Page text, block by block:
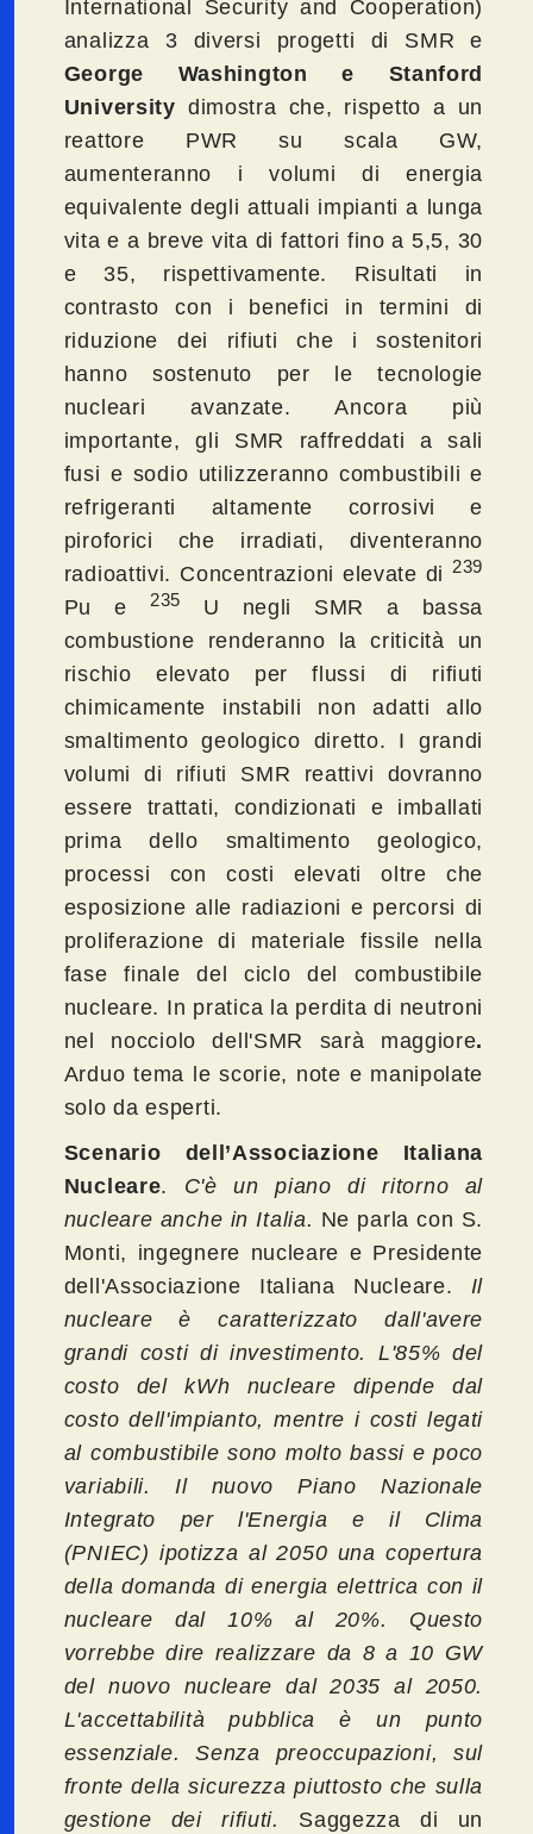
International Security and Cooperation)
analizza 3 diversi progetti di SMR e
George Washington e Stanford
University dimostra che, rispetto a un
reattore PWR su scala GW,
aumenteranno i volumi di energia
equivalente degli attuali impianti a lunga
vita e a breve vita di fattori fino a 5,5, 30
e 35, rispettivamente. Risultati in
contrasto con i benefici in termini di
riduzione dei rifiuti che i sostenitori
hanno sostenuto per le tecnologie
nucleari avanzate. Ancora più
importante, gli SMR raffreddati a sali
fusi e sodio utilizzeranno combustibili e
refrigeranti altamente corrosivi e
piroforici che irradiati, diventeranno
radioattivi. Concentrazioni elevate di239
Pu e 235
U negli SMR a bassa
combustione renderanno la criticità un
rischio elevato per flussi di rifiuti
chimicamente instabili non adatti allo
smaltimento geologico diretto. I grandi
volumi di rifiuti SMR reattivi dovranno
essere trattati, condizionati e imballati
prima dello smaltimento geologico,
processi con costi elevati oltre che
esposizione alle radiazioni e percorsi di
proliferazione di materiale fissile nella
fase finale del ciclo del combustibile
nucleare. In pratica la perdita di neutroni
nel nocciolo dell'SMR sarà maggiore.
Arduo tema le scorie, note e manipolate
solo da esperti.
Scenario dell’Associazione Italiana
Nucleare. C'è un piano di ritorno al
nucleare anche in Italia. Ne parla con S.
Monti, ingegnere nucleare e Presidente
dell'Associazione Italiana Nucleare. Il
nucleare è caratterizzato dall'avere
grandi costi di investimento. L'85% del
costo del kWh nucleare dipende dal
costo dell'impianto, mentre i costi legati
al combustibile sono molto bassi e poco
variabili. Il nuovo Piano Nazionale
Integrato per l'Energia e il Clima
(PNIEC) ipotizza al 2050 una copertura
della domanda di energia elettrica con il
nucleare dal 10% al 20%. Questo
vorrebbe dire realizzare da 8 a 10 GW
del nuovo nucleare dal 2035 al 2050.
L'accettabilità pubblica è un punto
essenziale. Senza preoccupazioni,
sul
fronte della sicurezza piuttosto che sulla
gestione dei rifiuti. Saggezza di un